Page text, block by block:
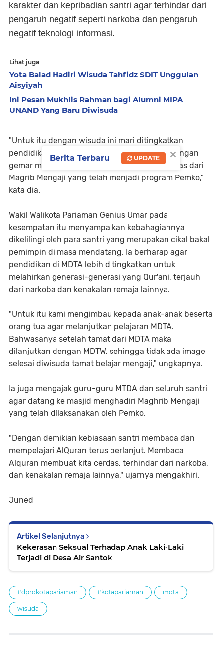
karakter dan kepribadian santri agar terhindar dari
pengaruh negatif seperti narkoba dan pengaruh
negatif teknologi informasi.
Lihat juga
Yota Balad Hadiri Wisuda Tahfidz SDIT Unggulan
Aisyiyah
Ini Pesan Mukhlis Rahman bagi Alumni MIPA
UNAND Yang Baru Diwisuda
"Untuk itu dengan wisuda ini mari ditingkatkan
pendidikan belajar Alquran yang dibarengi dengan
gemar membaca Alquran. Tentunya tak terlepas dari
Magrib Mengaji yang telah menjadi program Pemko,"
kata dia.
Wakil Walikota Pariaman Genius Umar pada
kesempatan itu menyampaikan kebahagiannya
dikelilingi oleh para santri yang merupakan cikal bakal
pemimpin di masa mendatang. Ia berharap agar
pendidikan di MDTA lebih ditingkatkan untuk
melahirkan generasi-generasi yang Qur'ani, terjauh
dari narkoba dan kenakalan remaja lainnya.
"Untuk itu kami mengimbau kepada anak-anak beserta
orang tua agar melanjutkan pelajaran MDTA.
Bahwasanya setelah tamat dari MDTA maka
dilanjutkan dengan MDTW, sehingga tidak ada image
selesai diwisuda tamat belajar mengaji," ungkapnya.
Ia juga mengajak guru-guru MTDA dan seluruh santri
agar datang ke masjid menghadiri Maghrib Mengaji
yang telah dilaksanakan oleh Pemko.
"Dengan demikian kebiasaan santri membaca dan
mempelajari AlQuran terus berlanjut. Membaca
Alquran membuat kita cerdas, terhindar dari narkoba,
dan kenakalan remaja lainnya," ujarnya mengakhiri.
Juned
Artikel Selanjutnya
Kekerasan Seksual Terhadap Anak Laki-Laki
Terjadi di Desa Air Santok
#dprdkotapariaman #kotapariaman mdta
wisuda
×
Berita Terbaru UPDATE